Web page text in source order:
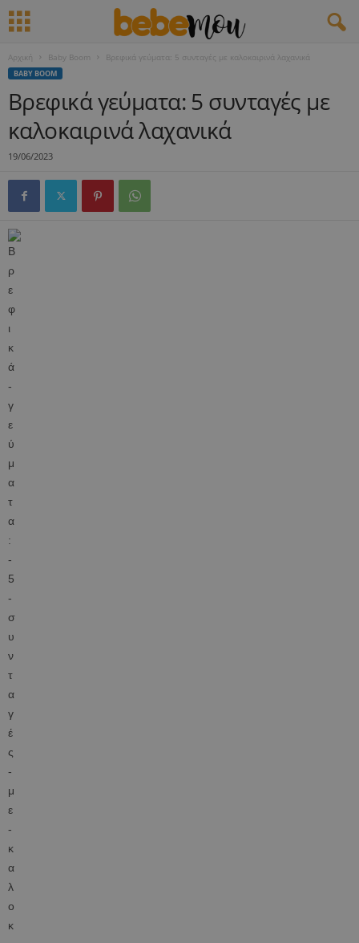
Αρχική Baby Boom Βρεφικά γεύματα: 5 συνταγές με καλοκαιρινά λαχανικά
BABY BOOM
Βρεφικά γεύματα: 5 συνταγές με
καλοκαιρινά λαχανικά
19/06/2023